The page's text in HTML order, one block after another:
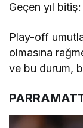
Geçen yıl
Play-off
olmasına
ve bu durum,